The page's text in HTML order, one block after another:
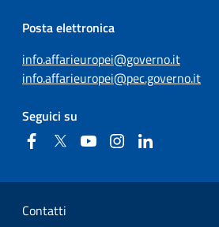
Posta elettronica
info.affarieuropei@governo.it
info.affarieuropei@pec.governo.it
Seguici su
FacebookTwitter YouTubeInstagram
Sezione Link Utili
Contatti